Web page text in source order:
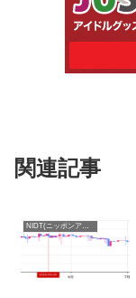
関連記事
NIDT(ニッポンアイドルトークン)まとめ